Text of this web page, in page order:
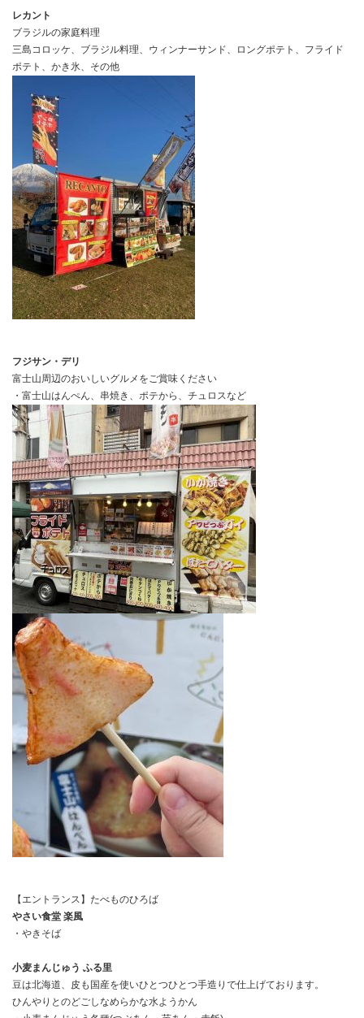
レカント
ブラジルの家庭料理
三島コロッケ、ブラジル料理、ウィンナーサンド、ロングポテト、フライド
ポテト、かき氷、その他
フジサン・デリ
富士山周辺のおいしいグルメをご賞味ください
・富士山はんぺん、串焼き、ポテから、チュロスなど
【エントランス】たべものひろば
やさい食堂 楽風
・やきそば
小麦まんじゅう ふる里
豆は北海道、皮も国産を使いひとつひとつ手造りで仕上げております。
ひんやりとのどごしなめらかな水ようかん